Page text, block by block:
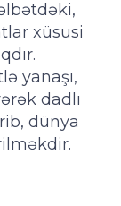
xüsusi
yanaşı,
dadlı
dünya